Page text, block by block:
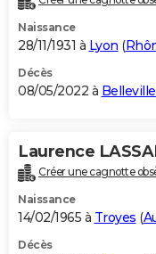
Naissance
28/11/1931 à Lyon (
Décès
08/05/2022 à
Laurence
Créer une cagnotte
Naissance
14/02/1965 à Troyes (
Décès